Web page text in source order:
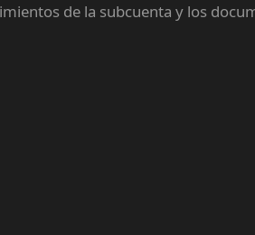
de la subcuenta y los